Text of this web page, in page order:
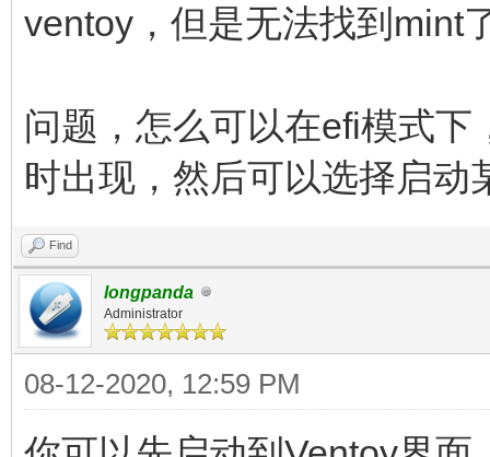
ventoy，但是无法找到mint
问题，怎么可以在efi模式
时出现，然后可以选择启动
Find
longpanda
Administrator
08-12-2020, 12:59 PM